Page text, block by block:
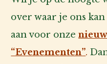
over waar je ons
aan voor onze
“Evenementen”.